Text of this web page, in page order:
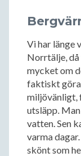
Vi har länge
Norrtälje, då
mycket om
faktiskt
miljövänligt,
utsläpp.
vatten. Sen
varma
skönt som